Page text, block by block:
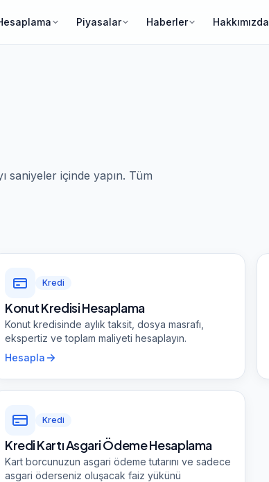
Piyasalar Haberler Hakkımızda
saniyeler içinde yapın. Tüm
Kredi
Konut Kredisi Hesaplama
Konut kredisinde aylık taksit, dosya masrafı,
ekspertiz ve toplam maliyeti hesaplayın.
Hesapla
Kredi
Kredi Kartı Asgari Ödeme Hesaplama
Kart borcunuzun asgari ödeme tutarını ve sadece
asgari öderseniz oluşacak faiz yükünü